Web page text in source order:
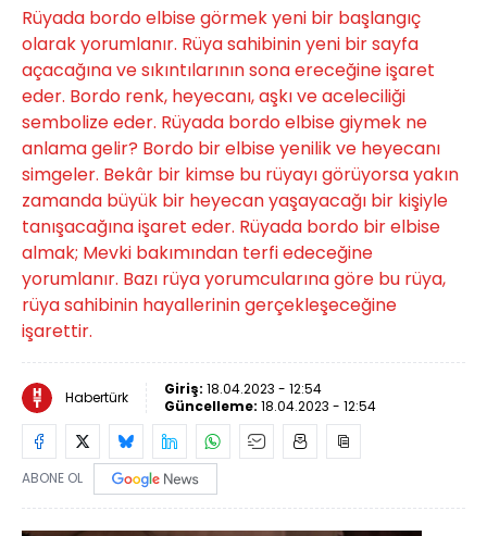
Rüyada bordo elbise görmek yeni bir başlangıç ​​
olarak yorumlanır. Rüya sahibinin yeni bir sayfa
açacağına ve sıkıntılarının sona ereceğine işaret
eder. Bordo renk, heyecanı, aşkı ve aceleciliği
sembolize eder. Rüyada bordo elbise giymek ne
anlama gelir? Bordo bir elbise yenilik ve heyecanı
simgeler. Bekâr bir kimse bu rüyayı görüyorsa yakın
zamanda büyük bir heyecan yaşayacağı bir kişiyle
tanışacağına işaret eder. Rüyada bordo bir elbise
almak; Mevki bakımından terfi edeceğine
yorumlanır. Bazı rüya yorumcularına göre bu rüya,
rüya sahibinin hayallerinin gerçekleşeceğine
işarettir.
Habertürk Giriş: 18.04.2023 - 12:54
Güncelleme: 18.04.2023 - 12:54
ABONE OL